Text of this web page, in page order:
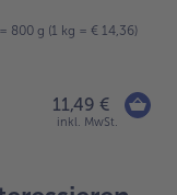
800 g (1 kg = € 14,36)
11,49 €
inkl. MwSt.